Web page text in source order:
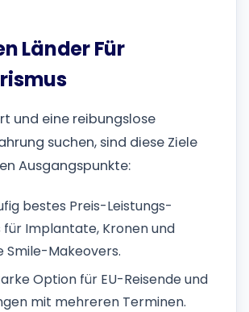
Länder Für
und eine reibungslose
suchen, sind diese Ziele
Ausgangspunkte:
bestes Preis-Leistungs-
Implantate, Kronen und
Makeovers.
Option für EU-Reisende und
mit mehreren Terminen.